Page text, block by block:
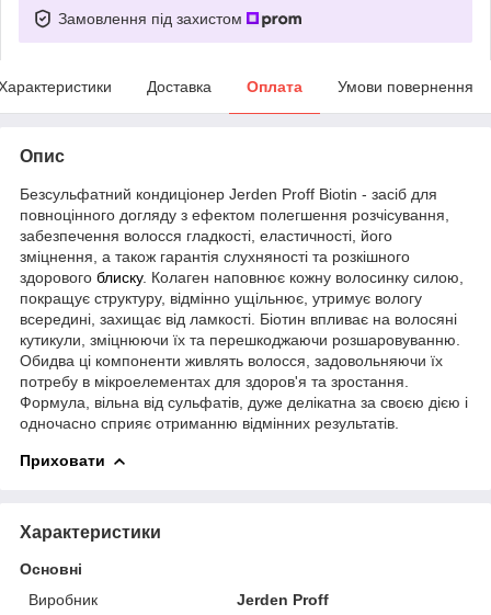
Замовлення під захистом
Доставка Оплата Умови повернення
Опис
Безсульфатний кондиціонер Jerden Proff Biotin - засіб для
повноцінного догляду з ефектом полегшення розчісування,
забезпечення волосся гладкості, еластичності, його
зміцнення, а також гарантія слухняності та розкішного
здорового блиску. Колаген наповнює кожну волосинку силою,
покращує структуру, відмінно ущільнює, утримує вологу
всередині, захищає від ламкості. Біотин впливає на волосяні
кутикули, зміцнюючи їх та перешкоджаючи розшаровуванню.
Обидва ці компоненти живлять волосся, задовольняючи їх
потребу в мікроелементах для здоров'я та зростання.
Формула, вільна від сульфатів, дуже делікатна за своєю дією і
одночасно сприяє отриманню відмінних результатів.
Приховати
Характеристики
Основні
Виробник
Jerden Proff